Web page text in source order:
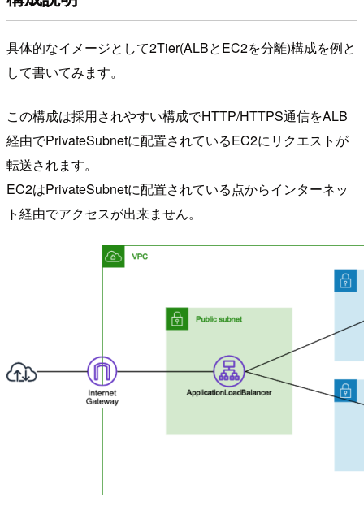
具体的なイメージとして2Tier(ALBとEC2を分離)構成を例と
して書いてみます。
この構成は採用されやすい構成でHTTP/HTTPS通信をALB
経由でPrivateSubnetに配置されているEC2にリクエストが
転送されます。
EC2はPrivateSubnetに配置されている点からインターネッ
ト経由でアクセスが出来ません。